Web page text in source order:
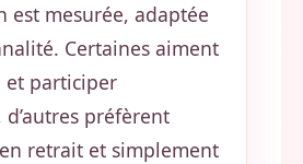
est mesurée, adaptée
Certaines aiment
et participer
préfèrent
retrait et simplement